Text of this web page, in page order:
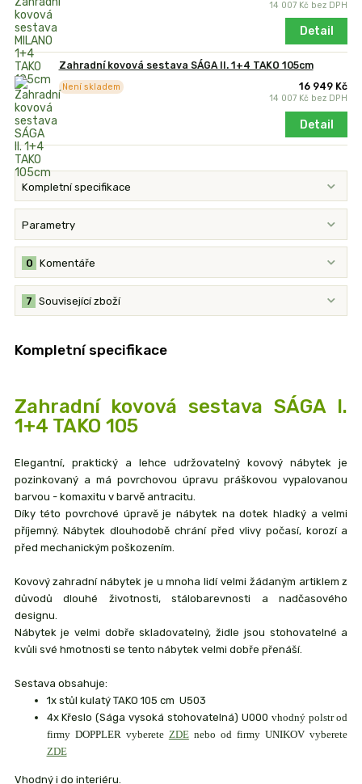
14 007 Kč bez DPH
Detail
Zahradní kovová sestava SÁGA II. 1+4 TAKO 105cm
16 949 Kč
14 007 Kč bez DPH
Není skladem
Detail
Kompletní specifikace
Parametry
Komentáře
0
Související zboží
7
Kompletní specifikace
Zahradní kovová sestava SÁGA I.
1+4 TAKO 105
Elegantní, praktický a lehce udržovatelný kovový nábytek je
pozinkovaný a má povrchovou úpravu práškovou vypalovanou
barvou - komaxitu v barvě antracitu.
Díky této povrchové úpravě je nábytek na dotek hladký a velmi
příjemný. Nábytek dlouhodobě chrání před vlivy počasí, korozí a
před mechanickým poškozením.
Kovový zahradní nábytek je u mnoha lidí velmi žádaným artiklem z
důvodů dlouhé životnosti, stálobarevnosti a nadčasového
designu.
Nábytek je velmi dobře skladovatelný, židle jsou stohovatelné a
kvůli své hmotnosti se tento nábytek velmi dobře přenáší.
Sestava obsahuje:
1x stůl kulatý TAKO 105 cm U503
4x Křeslo (Sága vysoká stohovatelná) U000 vhodný polstr od
firmy DOPPLER vyberete ZDEnebo od firmy UNIKOV vyberete
ZDE
Vhodný i do interiéru.